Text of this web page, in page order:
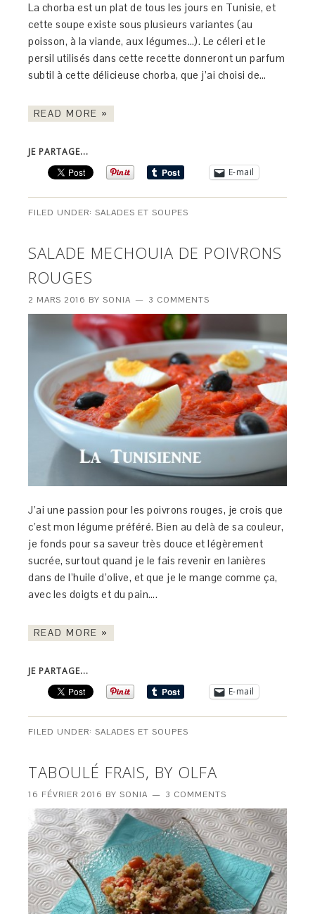
La chorba est un plat de tous les jours en Tunisie, et
cette soupe existe sous plusieurs variantes (au
poisson, à la viande, aux légumes…). Le céleri et le
persil utilisés dans cette recette donneront un parfum
subtil à cette délicieuse chorba, que j’ai choisi de…
READ MORE »
JE PARTAGE...
E-mail
FILED UNDER:SALADES ET SOUPES
SALADE MECHOUIA DE POIVRONS
ROUGES
2 MARS 2016 BYSONIA 3 COMMENTS
J’ai une passion pour les poivrons rouges, je crois que
c’est mon légume préféré. Bien au delà de sa couleur,
je fonds pour sa saveur très douce et légèrement
sucrée, surtout quand je le fais revenir en lanières
dans de l’huile d’olive, et que je le mange comme ça,
avec les doigts et du pain….
READ MORE »
JE PARTAGE...
E-mail
FILED UNDER:SALADES ET SOUPES
TABOULÉ FRAIS, BY OLFA
16 FÉVRIER 2016 BYSONIA 3 COMMENTS